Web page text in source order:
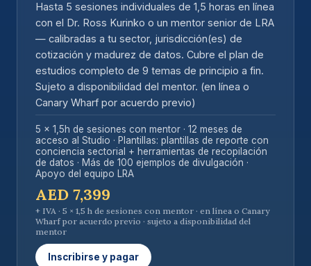
Hasta 5 sesiones individuales de 1,5 horas en línea
con el Dr. Ross Kurinko o un mentor senior de LRA
— calibradas a tu sector, jurisdicción(es) de
cotización y madurez de datos. Cubre el plan de
estudios completo de 9 temas de principio a fin.
Sujeto a disponibilidad del mentor. (en línea o
Canary Wharf por acuerdo previo)
5 × 1,5h de sesiones con mentor · 12 meses de
acceso al Studio · Plantillas: plantillas de reporte con
conciencia sectorial + herramientas de recopilación
de datos · Más de 100 ejemplos de divulgación ·
Apoyo del equipo LRA
AED 7,399
+ IVA · 5 × 1,5 h de sesiones con mentor · en línea o Canary
Wharf por acuerdo previo · sujeto a disponibilidad del
mentor
Inscribirse y pagar